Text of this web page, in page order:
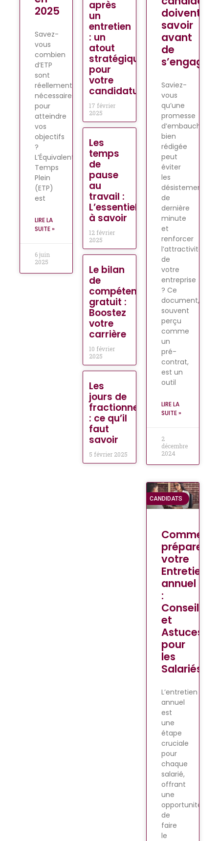
2025
Savez-
vous
combien
d’ETP
sont
réellement
nécessaires
pour
atteindre
vos
objectifs
?
L’Équivalent
Temps
Plein
(ETP)
est
LIRE LA
SUITE »
6 juin
2025
après
un
entretien
: un
atout
stratégique
pour
votre
candidature
17 février
2025
Les
temps
de
pause
au
travail :
L’essentiel
à savoir
12 février
2025
Le bilan
de
compétences
gratuit :
Boostez
votre
carrière
10 février
2025
Les
jours de
fractionnement
: ce qu’il
faut
savoir
5 février 2025
doivent
savoir
avant
de
s’engager
Saviez-
vous
qu’une
promesse
d’embauche
bien
rédigée
peut
éviter
les
désistements
de
dernière
minute
et
renforcer
l’attractivité
de
votre
entreprise
? Ce
document,
souvent
perçu
comme
un
pré-
contrat,
est un
outil
LIRE LA
SUITE »
2
décembre
2024
CANDIDATS
Comment
préparer
votre
Entretien
annuel
:
Conseils
et
Astuces
pour
les
Salariés
L’entretien
annuel
est
une
étape
cruciale
pour
chaque
salarié,
offrant
une
opportunité
de
faire
le